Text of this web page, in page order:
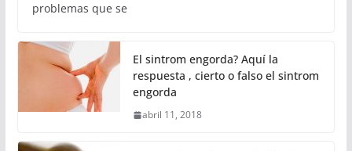
problemas que se
El sintrom engorda? Aquí la
respuesta , cierto o falso el sintrom
engorda
abril 11, 2018